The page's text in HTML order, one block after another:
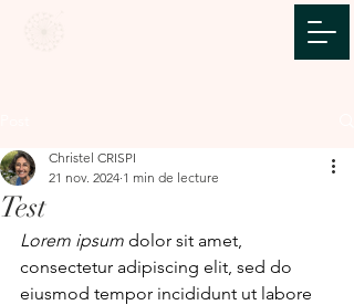
Test
Christel CRISPI
21 nov. 2024 1 min de lecture
Lorem ipsum dolor sit amet,
consectetur adipiscing elit, sed do
eiusmod tempor incididunt ut labore